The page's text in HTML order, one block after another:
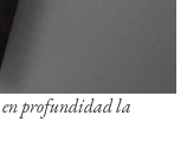
en profundidad la